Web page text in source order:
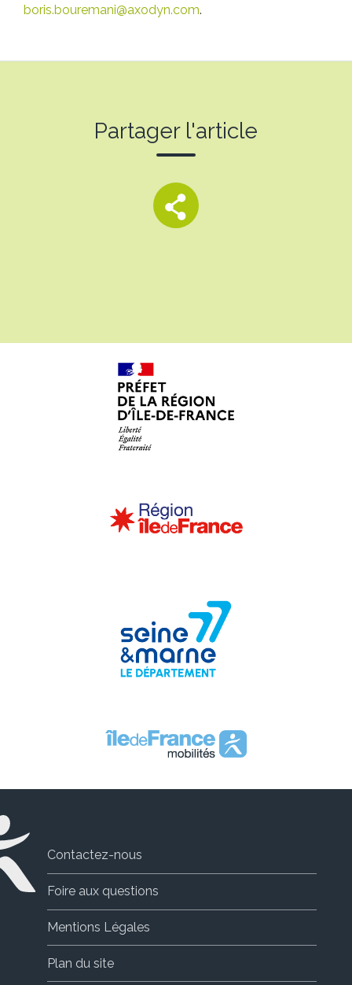
boris.bouremani@axodyn.com.
Partager l'article
Contactez-nous
Foire aux questions
Mentions Légales
Plan du site